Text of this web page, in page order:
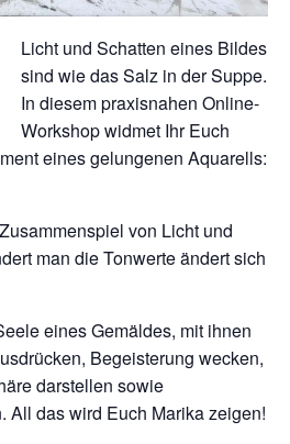
Licht und Schatten eines Bildes
sind wie das Salz in der Suppe.
In diesem praxisnahen Online-
Workshop widmet Ihr Euch
eines gelungenen Aquarells:
von Licht und
man die Tonwerte ändert sich
eines Gemäldes, mit ihnen
Begeisterung wecken,
darstellen sowie
All das wird Euch Marika zeigen!